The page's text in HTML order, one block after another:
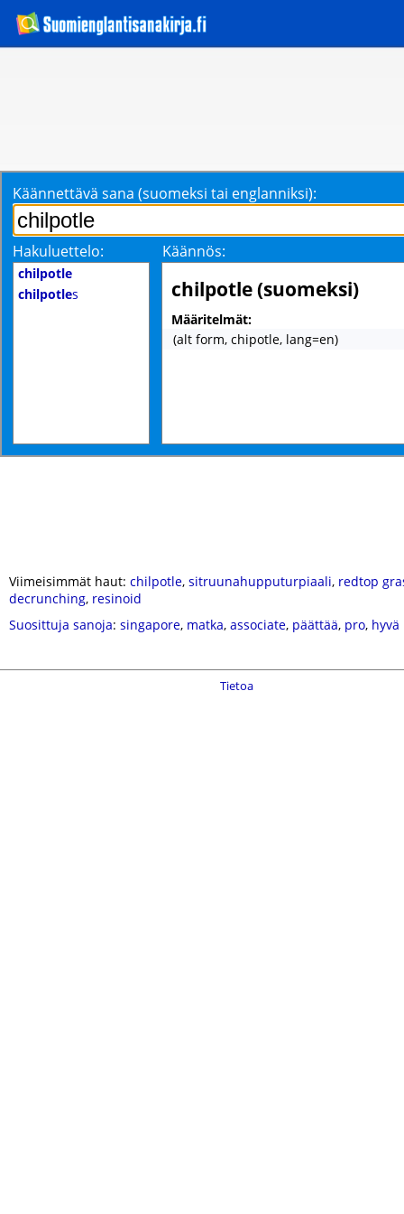
Käännettävä sana (suomeksi tai englanniksi):
Hakuluettelo: Käännös:
chilpotle
chilpotles chilpotle (suomeksi)
Määritelmät:
(alt form, chipotle, lang=en)
Viimeisimmät haut: chilpotle, sitruunahupputurpiaali, redtop
decrunching, resinoid
Suosittuja sanoja: singapore, matka, associate, päättää, pro, hyvä
Tietoa